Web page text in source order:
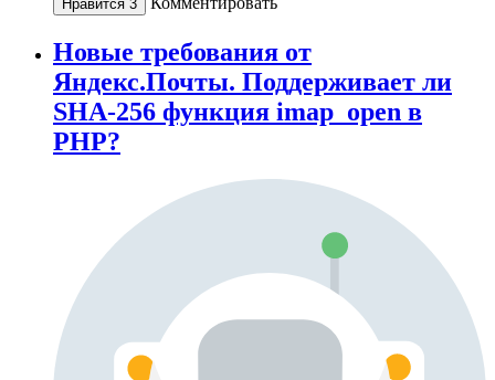
Нравится 3
Новые требования от
Яндекс.Почты. Поддерживает ли
SHA-256 функция imap_open в
PHP?